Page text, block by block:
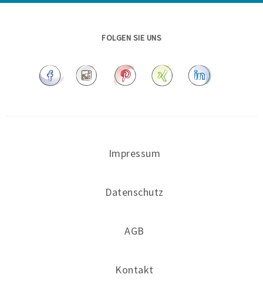
FOLGEN SIE UNS
Impressum
Datenschutz
AGB
Kontakt